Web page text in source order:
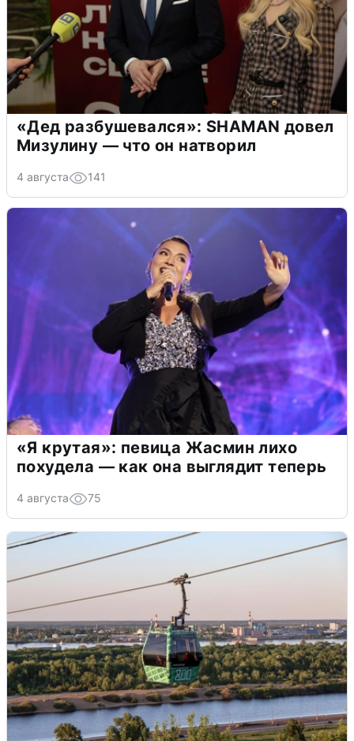
«Дед разбушевался»: SHAMAN довел
Мизулину — что он натворил
4 августа 141
«Я крутая»: певица Жасмин лихо
похудела — как она выглядит теперь
4 августа 75